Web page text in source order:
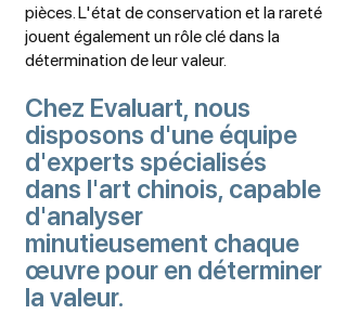
pièces. L'état de conservation et la rareté
jouent également un rôle clé dans la
détermination de leur valeur.
Chez Evaluart, nous
disposons d'une équipe
d'experts spécialisés
dans l'art chinois, capable
d'analyser
minutieusement chaque
œuvre pour en déterminer
la valeur.